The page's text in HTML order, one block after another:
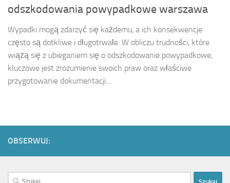
odszkodowania powypadkowe warszawa
Wypadki mogą zdarzyć się każdemu, a ich konsekwencje
często są dotkliwe i długotrwałe. W obliczu trudności, które
wiążą się z ubieganiem się o odszkodowanie powypadkowe,
kluczowe jest zrozumienie swoich praw oraz właściwe
przygotowanie dokumentacji....
OBSERWUJ:
Szukaj: